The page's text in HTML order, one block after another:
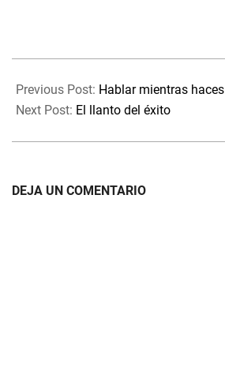
10-
21
Previous Post: Hablar mientras haces
Next Post: El llanto del éxito
DEJA UN COMENTARIO